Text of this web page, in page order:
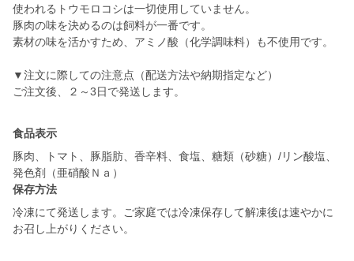
使われるトウモロコシは一切使用していません。
豚肉の味を決めるのは飼料が一番です。
素材の味を活かすため、アミノ酸（化学調味料）も不使用です。
▼注文に際しての注意点（配送方法や納期指定など）
ご注文後、２～3日で発送します。
食品表示
豚肉、トマト、豚脂肪、香辛料、食塩、糖類（砂糖）/リン酸塩、
発色剤（亜硝酸Ｎａ）
保存方法
冷凍にて発送します。ご家庭では冷凍保存して解凍後は速やかに
お召し上がりください。